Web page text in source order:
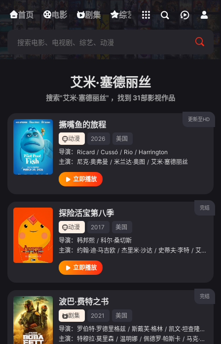
首页 电影 剧集 综艺 动漫 短剧
下载客户端
立即登录
艾米·塞德丽丝
搜索"艾米·塞德丽丝" ，找到 31部影视作品
更新至HD
撅嘴鱼的旅程
动漫 2026
美国
导演： Ricard / Cussó / Rio / Harrington
主演： 尼克·奥弗曼 / 米兰达·奥图 / 艾米·塞德丽丝
立即播放
完结
探险活宝第八季
动漫 2017
美国
导演： 韩邦熙 / 科尔·桑切斯
主演： 约翰·迪·马吉欧 / 杰里米·沙达 / 史蒂夫·李特 / 艾米·塞德丽丝
立即播放
完结
波巴·费特之书
剧集 2021
美国
导演： 罗伯特·罗德里格兹 / 斯戴芙·格林 / 凯文·坦查隆 /
主演： 特穆拉·莫里森 / 温明娜 / 佩德罗·帕斯卡 / 马克·哈米尔